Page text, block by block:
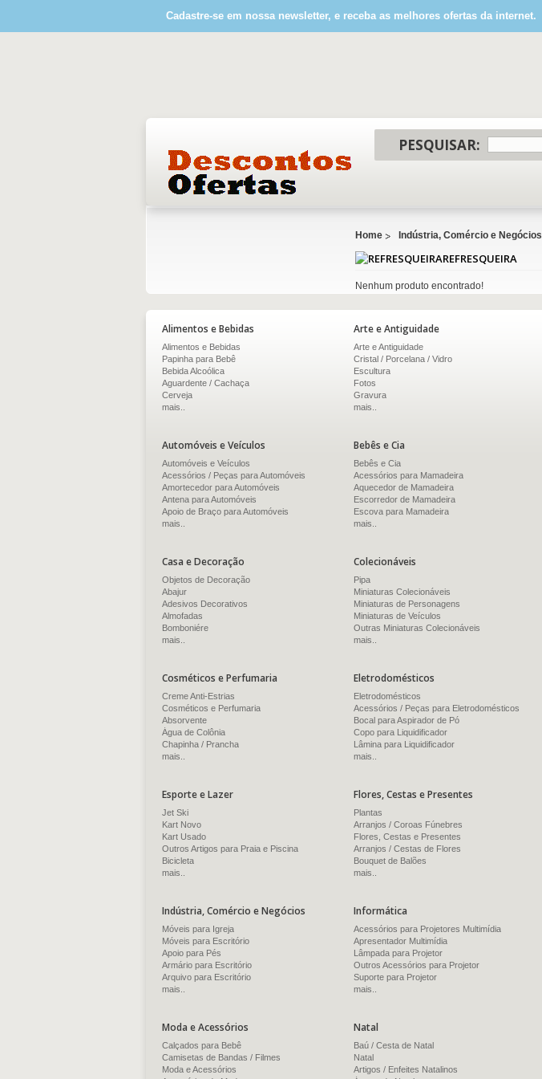
Cadastre-se em nossa newsletter, e receba as melhores ofertas da internet.
PESQUISAR:
Home Indústria, Comércio e Negócios
REFRESQUEIRA
Nenhum produto encontrado!
Alimentos e Bebidas
Alimentos e Bebidas
Papinha para Bebê
Bebida Alcoólica
Aguardente / Cachaça
Cerveja
mais..
Arte e Antiguidade
Arte e Antiguidade
Cristal / Porcelana / Vidro
Escultura
Fotos
Gravura
mais..
Automóveis e Veículos
Automóveis e Veículos
Acessórios / Peças para Automóveis
Amortecedor para Automóveis
Antena para Automóveis
Apoio de Braço para Automóveis
mais..
Bebês e Cia
Bebês e Cia
Acessórios para Mamadeira
Aquecedor de Mamadeira
Escorredor de Mamadeira
Escova para Mamadeira
mais..
Casa e Decoração
Objetos de Decoração
Abajur
Adesivos Decorativos
Almofadas
Bomboniére
mais..
Colecionáveis
Pipa
Miniaturas Colecionáveis
Miniaturas de Personagens
Miniaturas de Veículos
Outras Miniaturas Colecionáveis
mais..
Cosméticos e Perfumaria
Creme Anti-Estrias
Cosméticos e Perfumaria
Absorvente
Água de Colônia
Chapinha / Prancha
mais..
Eletrodomésticos
Eletrodomésticos
Acessórios / Peças para Eletrodomésticos
Bocal para Aspirador de Pó
Copo para Liquidificador
Lâmina para Liquidificador
mais..
Esporte e Lazer
Jet Ski
Kart Novo
Kart Usado
Outros Artigos para Praia e Piscina
Bicicleta
mais..
Flores, Cestas e Presentes
Plantas
Arranjos / Coroas Fúnebres
Flores, Cestas e Presentes
Arranjos / Cestas de Flores
Bouquet de Balões
mais..
Indústria, Comércio e Negócios
Móveis para Igreja
Móveis para Escritório
Apoio para Pés
Armário para Escritório
Arquivo para Escritório
mais..
Informática
Acessórios para Projetores Multimídia
Apresentador Multimídia
Lâmpada para Projetor
Outros Acessórios para Projetor
Suporte para Projetor
mais..
Moda e Acessórios
Calçados para Bebê
Camisetas de Bandas / Filmes
Moda e Acessórios
Natal
Baú / Cesta de Natal
Natal
Artigos / Enfeites Natalinos